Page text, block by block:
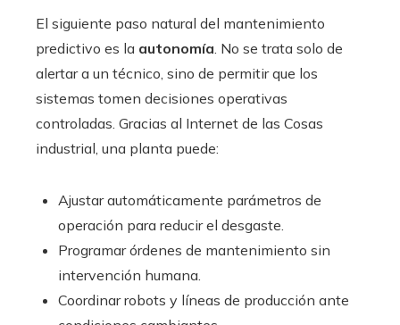
El siguiente paso natural del mantenimiento
predictivo es la autonomía. No se trata solo de
alertar a un técnico, sino de permitir que los
sistemas tomen decisiones operativas
controladas. Gracias al Internet de las Cosas
industrial, una planta puede:
Ajustar automáticamente parámetros de
operación para reducir el desgaste.
Programar órdenes de mantenimiento sin
intervención humana.
Coordinar robots y líneas de producción ante